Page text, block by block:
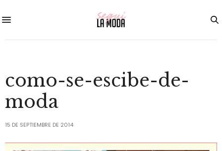
como-se-escibe-de-
moda
15 DE SEPTIEMBRE DE 2014